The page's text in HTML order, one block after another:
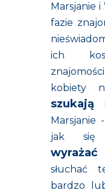
Marsjanie
fazie
ich
kobiety
szukają
Marsjanie
jak
słuchać
bardzo